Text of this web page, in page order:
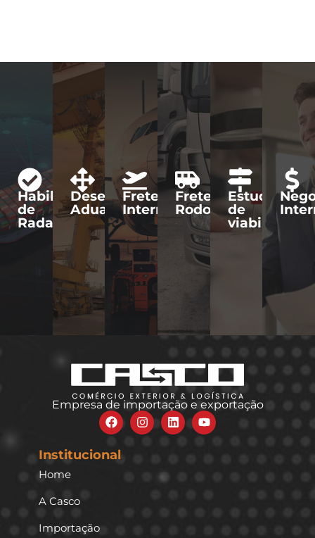
Habilitação
de
Radar
Desembaraço
Aduaneiro
Frete
Internacional
Frete
Rodoviário
Estudo
de
viabilidade
Empresa de importação e exportação
Institucional
Home
A Casco
Importação